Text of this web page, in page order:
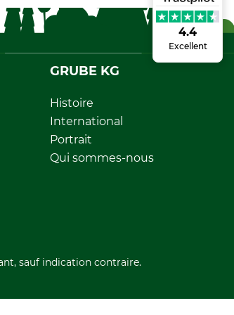
4.4
Excellent
GRUBE KG
Histoire
International
Portrait
Qui sommes-nous
sauf indication contraire.